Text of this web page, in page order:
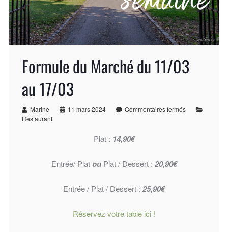
Formule du Marché du 11/03
au 17/03
Marine 11 mars 2024
Commentaires fermés
Restaurant
Plat : 14,90€
Entrée/ PlatouPlat / Dessert : 20,90€
Entrée / Plat / Dessert : 25,90€
Réservez votre table ici !